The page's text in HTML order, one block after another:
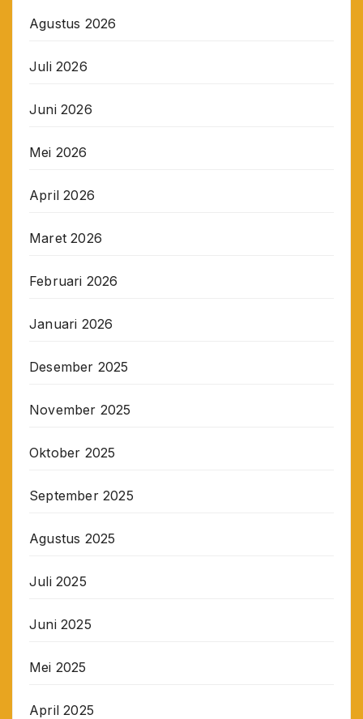
Agustus 2026
Juli 2026
Juni 2026
Mei 2026
April 2026
Maret 2026
Februari 2026
Januari 2026
Desember 2025
November 2025
Oktober 2025
September 2025
Agustus 2025
Juli 2025
Juni 2025
Mei 2025
April 2025